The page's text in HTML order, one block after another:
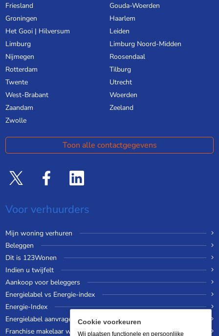
Friesland
Gouda-Woerden
Groningen
Haarlem
Het Gooi | Hilversum
Leiden
Limburg
Limburg Noord-Midden
Nijmegen
Roosendaal
Rotterdam
Tilburg
Twente
Utrecht
West-Brabant
Woerden
Zaandam
Zeeland
Zwolle
Toon alle contactgegevens
Voor verhuurders
Mijn woning verhuren
Beleggen
Dit is 123Wonen
Indien u twijfelt
Aankoop voor beleggers
Energielabel vs Energie-index
Energie-Index
Energielabel aanvragen
Franchise makelaar worden
Cookie voorkeuren
Wij plaatsen functionele en persoonlijke